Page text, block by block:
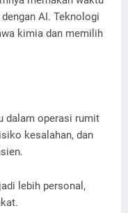
AI. Teknologi
kimia dan memilih
dalam operasi rumit
kesalahan, dan
lebih personal,